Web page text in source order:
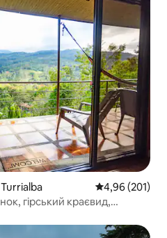
Turrialba Середня
4,96 (201)
гірський краєвид,